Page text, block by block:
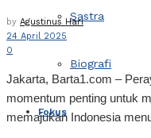
Sastra
Biografi
Fokus
by Agustinus Hari
24 April 2025
0
Jakarta, Barta1.com –
momentum penting untuk
memajukan Indonesia